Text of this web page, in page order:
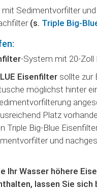
mit Sedimentvorfilter und
(s. Triple Big-
-System mit 20-Zoll
Eisenfilter sollte zur
möglichst hinter
Platz
Triple Big-Blue
und
Ihr Wasser höhere
lassen Sie sich